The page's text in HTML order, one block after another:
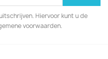
Hiervoor kunt u de
voorwaarden.